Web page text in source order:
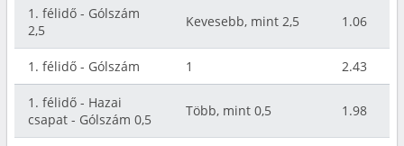
1. félidő - Gólszám
2,5
Kevesebb, mint 2,5 1.06
1. félidő - Gólszám 1 2.43
1. félidő - Hazai
csapat - Gólszám 0,5
Több, mint 0,5 1.98